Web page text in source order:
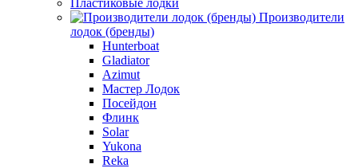
Производители
лодок (бренды)
Hunterboat
Gladiator
Azimut
Мастер Лодок
Посейдон
Флинк
Solar
Yukona
Reka